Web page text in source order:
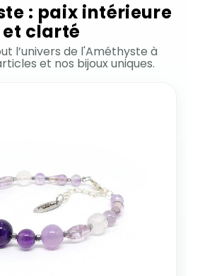
: paix intérieure
et clarté
l’univers de l'Améthyste à
et nos bijoux uniques.